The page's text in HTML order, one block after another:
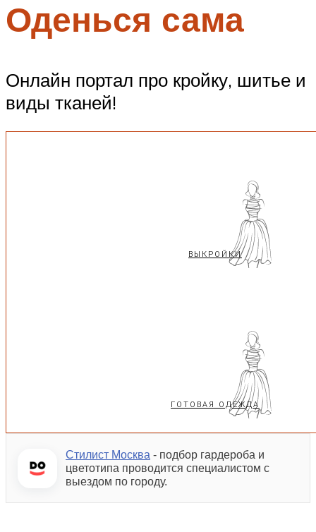
Оденься сама
Онлайн портал про кройку, шитье и
виды тканей!
ВЫКРОЙКИ
ГОТОВАЯ ОДЕЖДА
Стилист Москва - подбор гардероба и
цветотипа проводится специалистом с
выездом по городу.